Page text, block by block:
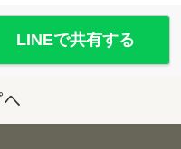
LINEで共有する